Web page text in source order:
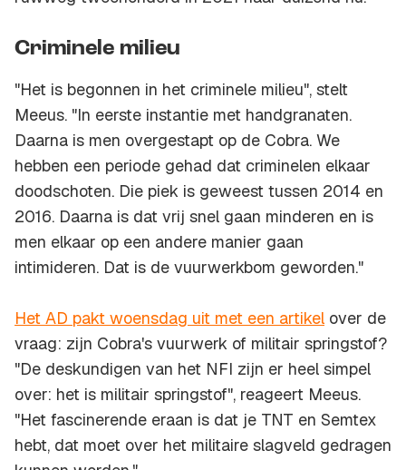
Criminele milieu
"Het is begonnen in het criminele milieu", stelt
Meeus. "In eerste instantie met handgranaten.
Daarna is men overgestapt op de Cobra. We
hebben een periode gehad dat criminelen elkaar
doodschoten. Die piek is geweest tussen 2014 en
2016. Daarna is dat vrij snel gaan minderen en is
men elkaar op een andere manier gaan
intimideren. Dat is de vuurwerkbom geworden."
Het AD pakt woensdag uit met een artikel over de
vraag: zijn Cobra's vuurwerk of militair springstof?
"De deskundigen van het NFI zijn er heel simpel
over: het is militair springstof", reageert Meeus.
"Het fascinerende eraan is dat je TNT en Semtex
hebt, dat moet over het militaire slagveld gedragen